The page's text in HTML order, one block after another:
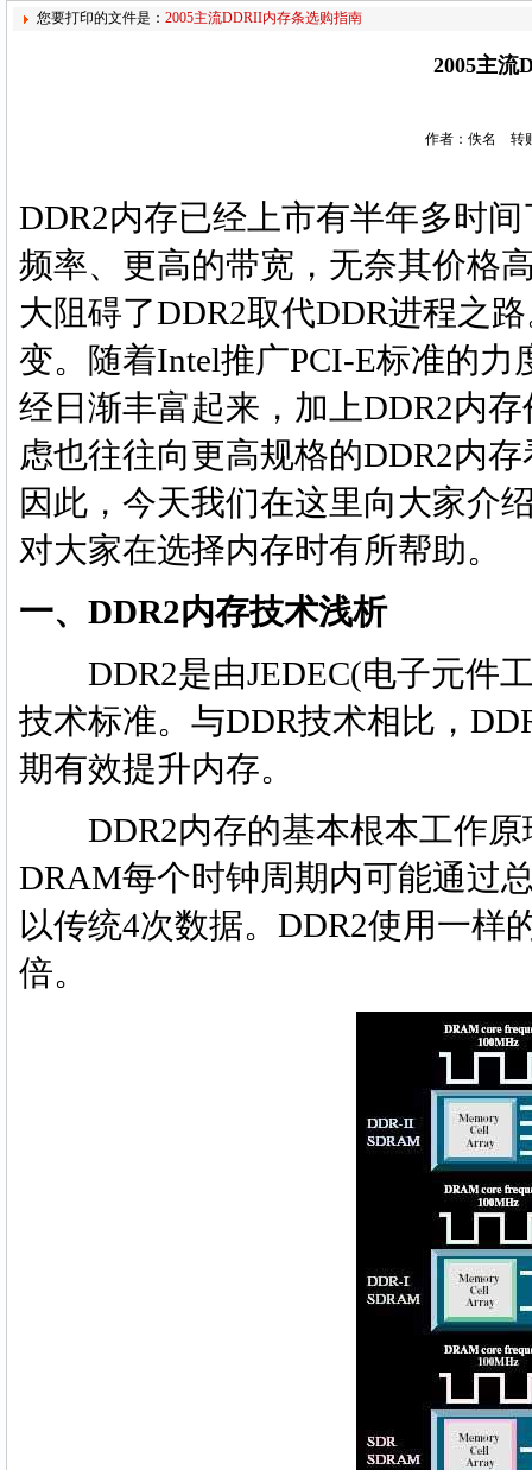
您要打印的文件是： 2005主流DDRII内存条选购指南
2005主流
作者：佚名 转
DDR2内存已经上市有半年多时
频率、更高的带宽，无奈其价格
大阻碍了DDR2取代DDR进程之
变。随着Intel推广PCI-E标准的
经日渐丰富起来，加上DDR2内
虑也往往向更高规格的DDR2内
因此，今天我们在这里向大家介
对大家在选择内存时有所帮助。
一、DDR2内存技术浅析
DDR2是由JEDEC(电子元件工
技术标准。与DDR技术相比，
期有效提升内存。
DDR2内存的基本根本工作原
DRAM每个时钟周期内可能通过
以传统4次数据。DDR2使用一样
倍。